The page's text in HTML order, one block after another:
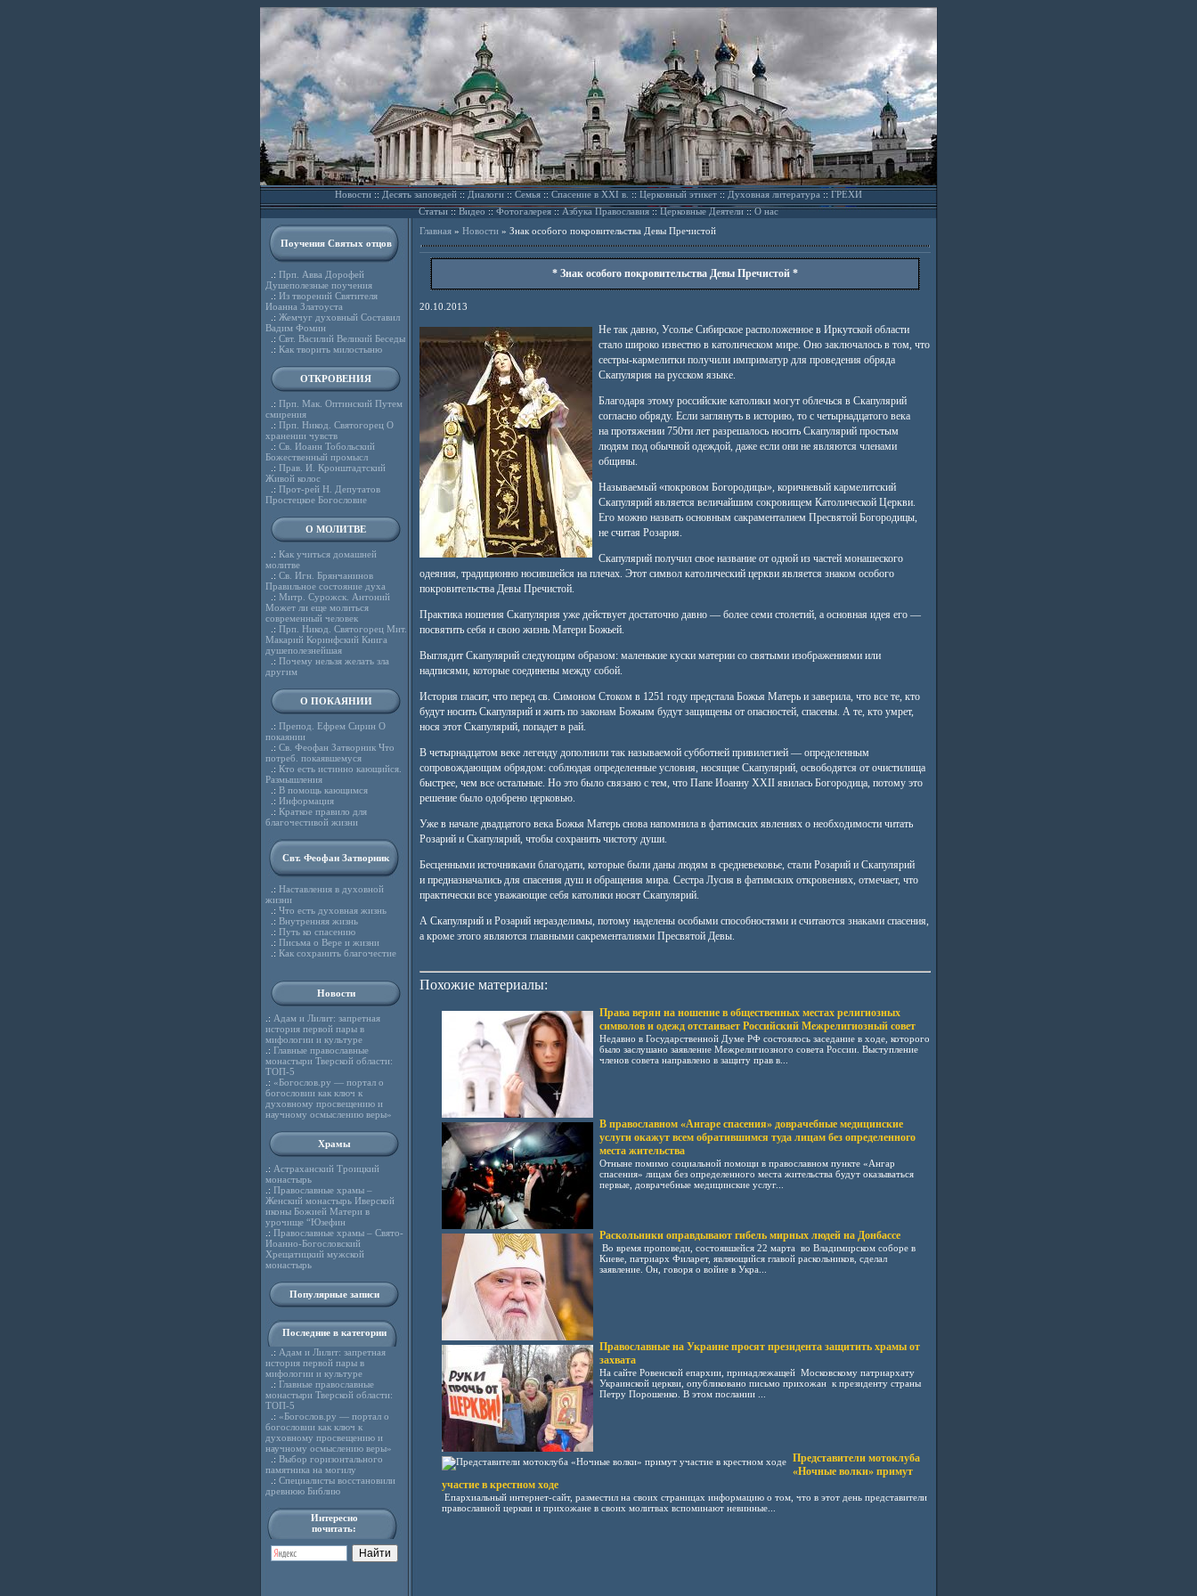
Новости::Десять заповедей::Диалоги::Семья::Спасение в XXI в.::Церковный этикет::Духовная литература::ГРЕХИ
Статьи::Видео ::Фотогалерея::Азбука Православия::Церковные Деятели::О нас
Поучения Святых отцов
.: Прп. Авва Дорофей
Душеполезные поучения
.: Из творений Святителя
Иоанна Златоуста
.: Жемчуг духовный Составил
Вадим Фомин
.: Свт. Василий Великий Беседы
.: Как творить милостыню
ОТКРОВЕНИЯ
.: Прп. Мак. Оптинский Путем
смирения
.: Прп. Никод. Святогорец О
хранении чувств
.: Св. Иоанн Тобольский
Божественный промысл
.: Прав. И. Кронштадтский
Живой колос
.: Прот-рей Н. Депутатов
Простецкое Богословие
О МОЛИТВЕ
.: Как учиться домашней
молитве
.: Св. Игн. Брянчанинов
Правильное состояние духа
.: Митр. Сурожск. Антоний
Может ли еще молиться
современный человек
.: Прп. Никод. Святогорец Мит.
Макарий Коринфский Книга
душеполезнейшая
.: Почему нельзя желать зла
другим
О ПОКАЯНИИ
.: Препод. Ефрем Сирин О
покаянии
.: Св. Феофан Затворник Что
потреб. покаявшемуся
.: Кто есть истинно кающийся.
Размышления
.: В помощь кающимся
.: Информация
.: Краткое правило для
благочестивой жизни
Свт. Феофан Затворник
.: Наставления в духовной
жизни
.: Что есть духовная жизнь
.: Внутренняя жизнь
.: Путь ко спасению
.: Письма о Вере и жизни
.: Как сохранить благочестие
Новости
.: Адам и Лилит: запретная
история первой пары в
мифологии и культуре
.: Главные православные
монастыри Тверской области:
ТОП-5
.: «Богослов.ру — портал о
богословии как ключ к
духовному просвещению и
научному осмыслению веры»
Храмы
.: Астраханский Троицкий
монастырь
.: Православные храмы –
Женский монастырь Иверской
иконы Божией Матери в
урочище “Юзефин
.: Православные храмы – Свято-
Иоанно-Богословский
Хрещатицкий мужской
монастырь
Популярные записи
Последние в категории
.: Адам и Лилит: запретная
история первой пары в
мифологии и культуре
.: Главные православные
монастыри Тверской области:
ТОП-5
.: «Богослов.ру — портал о
богословии как ключ к
духовному просвещению и
научному осмыслению веры»
.: Выбор горизонтального
памятника на могилу
.: Специалисты восстановили
древнюю Библию
Интересно
почитать:
Главная» Новости» Знак особого покровительства Девы Пречистой
* Знак особого покровительства Девы Пречистой *
20.10.2013
Не так давно, Усолье Сибирское расположенное в Иркутской области
стало широко известно в католическом мире. Оно заключалось в том, что
сестры-кармелитки получили имприматур для проведения обряда
Скапулярия на русском языке.
Благодаря этому российские католики могут облечься в Скапулярий
согласно обряду. Если заглянуть в историю, то с четырнадцатого века
на протяжении 750ти лет разрешалось носить Скапулярий простым
людям под обычной одеждой, даже если они не являются членами
общины.
Называемый «покровом Богородицы», коричневый кармелитский
Скапулярий является величайшим сокровищем Католической Церкви.
Его можно назвать основным сакраменталием Пресвятой Богородицы,
не считая Розария.
Скапулярий получил свое название от одной из частей монашеского
одеяния, традиционно носившейся на плечах. Этот символ католический церкви является знаком особого
покровительства Девы Пречистой.
Практика ношения Скапулярия уже действует достаточно давно — более семи столетий, а основная идея его —
посвятить себя и свою жизнь Матери Божьей.
Выглядит Скапулярий следующим образом: маленькие куски материи со святыми изображениями или
надписями, которые соединены между собой.
История гласит, что перед св. Симоном Стоком в 1251 году предстала Божья Матерь и заверила, что все те, кто
будут носить Скапулярий и жить по законам Божьим будут защищены от опасностей, спасены. А те, кто умрет,
нося этот Скапулярий, попадет в рай.
В четырнадцатом веке легенду дополнили так называемой субботней привилегией — определенным
сопровождающим обрядом: соблюдая определенные условия, носящие Скапулярий, освободятся от очистилища
быстрее, чем все остальные. Но это было связано с тем, что Папе Иоанну XXII явилась Богородица, потому это
решение было одобрено церковью.
Уже в начале двадцатого века Божья Матерь снова напомнила в фатимских явлениях о необходимости читать
Розарий и Скапулярий, чтобы сохранить чистоту души.
Бесценными источниками благодати, которые были даны людям в средневековье, стали Розарий и Скапулярий
и предназначались для спасения душ и обращения мира. Сестра Лусия в фатимских откровениях, отмечает, что
практически все уважающие себя католики носят Скапулярий.
А Скапулярий и Розарий неразделимы, потому наделены особыми способностями и считаются знаками спасения,
а кроме этого являются главными сакременталиями Пресвятой Девы.
Похожие материалы:
Права верян на ношение в общественных местах религиозных
символов и одежд отстаивает Российский Межрелигиозный совет
Недавно в Государственной Думе РФ состоялось заседание в ходе, которого
было заслушано заявление Межрелигиозного совета России. Выступление
членов совета направлено в защиту прав в...
В православном «Ангаре спасения» доврачебные медицинские
услуги окажут всем обратившимся туда лицам без определенного
места жительства
Отныне помимо социальной помощи в православном пункте «Ангар
спасения» лицам без определенного места жительства будут оказываться
первые, доврачебные медицинские услуг...
Раскольники оправдывают гибель мирных людей на Донбассе
Во время проповеди, состоявшейся 22 марта во Владимирском соборе в
Киеве, патриарх Филарет, являющийся главой раскольников, сделал
заявление. Он, говоря о войне в Укра...
Православные на Украине просят президента защитить храмы от
захвата
На сайте Ровенской епархии, принадлежащей Московскому патриархату
Украинской церкви, опубликовано письмо прихожан к президенту страны
Петру Порошенко. В этом послании ...
Представители мотоклуба
«Ночные волки» примут
участие в крестном ходе
Епархиальный интернет-сайт, разместил на своих страницах информацию о том, что в этот день представители
православной церкви и прихожане в своих молитвах вспоминают невинные...